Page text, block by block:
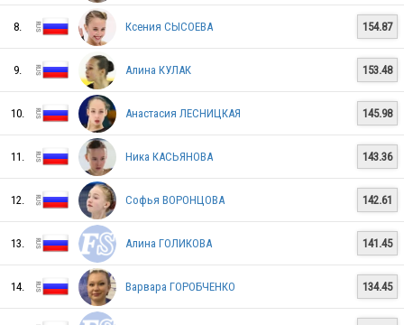
RUS
RUS
RUS
8. Ксения СЫСОЕВА 154.87
9. Алина КУЛАК 153.48
10. Анастасия ЛЕСНИЦКАЯ 145.98
11. Ника КАСЬЯНОВА 143.36
12. Софья ВОРОНЦОВА 142.61
13. Алина ГОЛИКОВА 141.45
14. Варвара ГОРОБЧЕНКО 134.45